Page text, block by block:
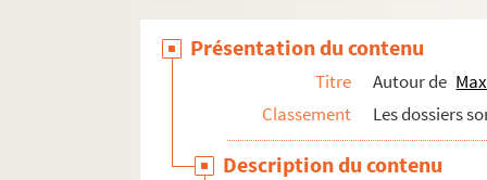
Présentation du contenu
Titre Autour de
Classement
Les dossiers
Description du contenu